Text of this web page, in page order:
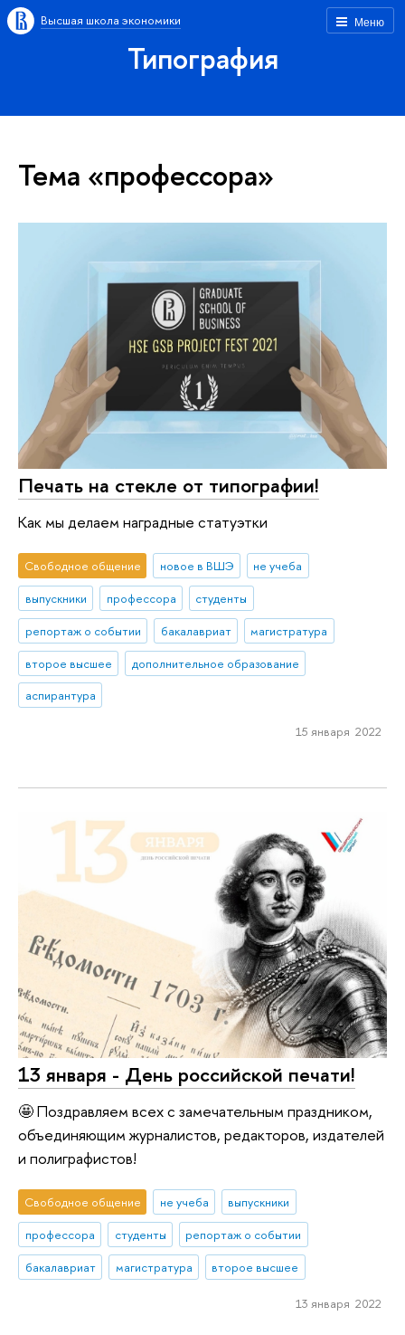
Меню
Высшая школа экономики
Типография
Тема «профессора»
Печать на стекле от типографии!
Как мы делаем наградные статуэтки
Свободное общение новое в ВШЭ
не учеба
выпускники
профессора
студенты
репортаж о событии
бакалавриат
магистратура
второе высшее
дополнительное образование
аспирантура
15 января 2022
13 января - День российской печати!
🤩 Поздравляем всех с замечательным праздником,
объединяющим журналистов, редакторов, издателей
и полиграфистов!
Свободное общение не учеба
выпускники
профессора
студенты
репортаж о событии
бакалавриат
магистратура второе высшее
13 января 2022